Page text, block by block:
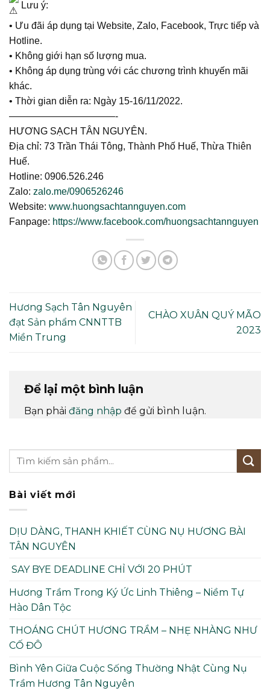
Lưu ý:
• Ưu đãi áp dụng tại Website, Zalo, Facebook, Trực tiếp và
Hotline.
• Không giới hạn số lượng mua.
• Không áp dụng trùng với các chương trình khuyến mãi
khác.
• Thời gian diễn ra: Ngày 15-16/11/2022.
———————————-
HƯƠNG SẠCH TÂN NGUYÊN.
Địa chỉ: 73 Trần Thái Tông, Thành Phố Huế, Thừa Thiên
Huế.
Hotline: 0906.526.246
Zalo: zalo.me/0906526246
Website: www.huongsachtannguyen.com
Fanpage: https://www.facebook.com/huongsachtannguyen
Hương Sạch Tân Nguyên
đạt Sản phẩm CNNTTB
Miền Trung
CHÀO XUÂN QUÝ MÃO
2023
Để lại một bình luận
Bạn phải đăng nhập để gửi bình luận.
Bài viết mới
DỊU DÀNG, THANH KHIẾT CÙNG NỤ HƯƠNG BÀI
TÂN NGUYÊN
SAY BYE DEADLINE CHỈ VỚI 20 PHÚT
Hương Trầm Trong Ký Ức Linh Thiêng – Niềm Tự
Hào Dân Tộc
THOÁNG CHÚT HƯƠNG TRẦM – NHẸ NHÀNG NHƯ
CỐ ĐÔ
Bình Yên Giữa Cuộc Sống Thường Nhật Cùng Nụ
Trầm Hương Tân Nguyên